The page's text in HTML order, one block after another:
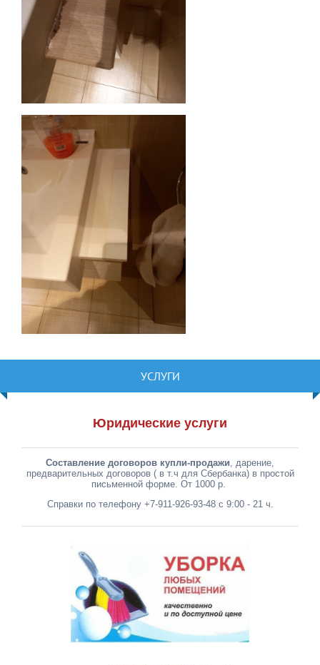
УСЛУГИ
Юридические услуги
Составление договоров купли-продажи , дарение,
предварительных договоров ( в т.ч для Сбербанка) в простой
письменной форме. От 1000 р.
Справки по телефону +7-911-926-93-48 с 9:00 - 21 ч.